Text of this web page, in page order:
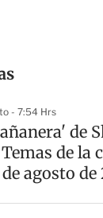
- 7:54 Hrs
de
Temas de la
agosto de